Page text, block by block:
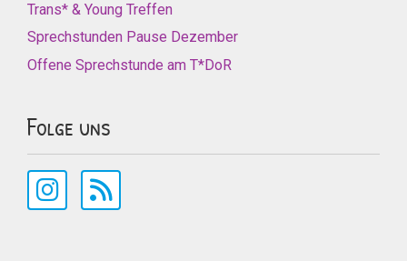
Trans* & Young Treffen
Sprechstunden Pause Dezember
Offene Sprechstunde am T*DoR
Folge uns